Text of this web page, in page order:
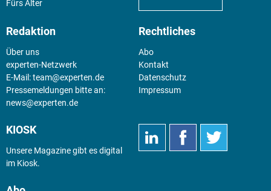
Fürs Alter
Redaktion
Über uns
experten-Netzwerk
E-Mail:team@experten.de
Pressemeldungen bitte an:
news@experten.de
Rechtliches
Abo
Kontakt
Datenschutz
Impressum
KIOSK
Unsere Magazine gibt es digital
im Kiosk.